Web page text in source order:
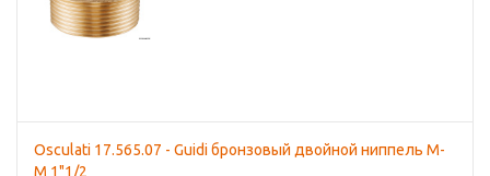
Osculati 17.565.07 - Guidi бронзовый двойной ниппель M-
M 1"1/2